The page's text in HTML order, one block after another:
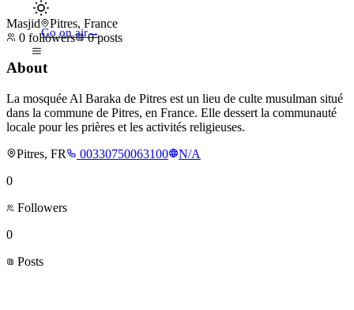
Go on air→
Masjid
Pitres, France
0 followers 0 posts
About
La mosquée Al Baraka de Pitres est un lieu de culte musulman situé
dans la commune de Pitres, en France. Elle dessert la communauté
locale pour les prières et les activités religieuses.
Pitres, FR
00330750063100
N/A
0
Followers
0
Posts